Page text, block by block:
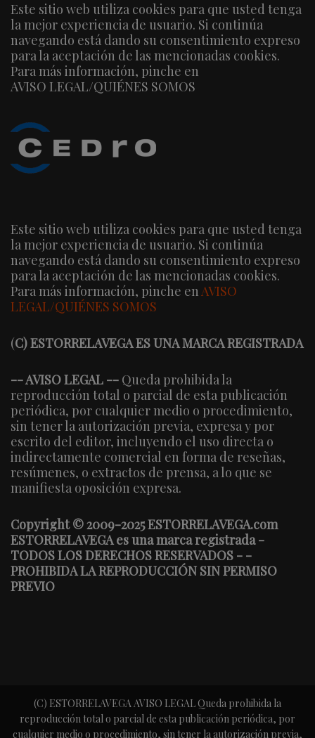
Este sitio web utiliza cookies para que usted tenga
la mejor experiencia de usuario. Si continúa
navegando está dando su consentimiento expreso
para la aceptación de las mencionadas cookies.
Para más información, pinche en
AVISO LEGAL/QUIÉNES SOMOS
Este sitio web utiliza cookies para que usted tenga
la mejor experiencia de usuario. Si continúa
navegando está dando su consentimiento expreso
para la aceptación de las mencionadas cookies.
Para más información, pinche enAVISO
LEGAL/QUIÉNES SOMOS
(C) ESTORRELAVEGA ES UNA MARCA REGISTRADA
-- AVISO LEGAL -- Queda prohibida la
reproducción total o parcial de esta publicación
periódica, por cualquier medio o procedimiento,
sin tener la autorización previa, expresa y por
escrito del editor, incluyendo el uso directa o
indirectamente comercial en forma de reseñas,
resúmenes, o extractos de prensa, a lo que se
manifiesta oposición expresa.
Copyright © 2009-2025 ESTORRELAVEGA.com
ESTORRELAVEGA es una marca registrada -
TODOS LOS DERECHOS RESERVADOS - -
PROHIBIDA LA REPRODUCCIÓN SIN PERMISO
PREVIO
(C) ESTORRELAVEGA AVISO LEGAL Queda prohibida la
reproducción total o parcial de esta publicación periódica, por
cualquier medio o procedimiento, sin tener la autorización previa,